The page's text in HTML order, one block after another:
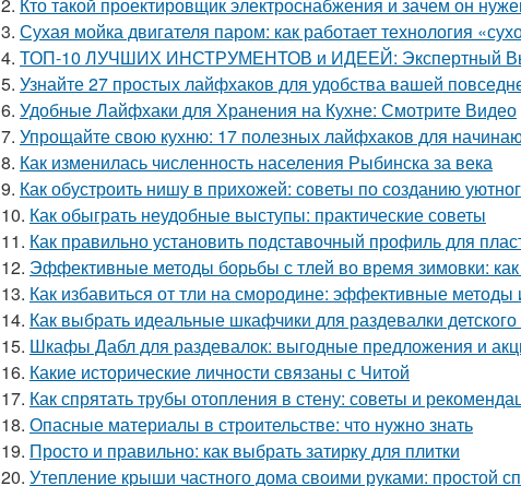
3. Сухая мойка двигателя паром: как работает технология
4. ТОП-10 ЛУЧШИХ ИНСТРУМЕНТОВ и ИДЕЕЙ: Экспертный
5. Узнайте 27 простых лайфхаков для удобства вашей
6. Удобные Лайфхаки для Хранения на Кухне: Смотрите Видео
7. Упрощайте свою кухню: 17 полезных лайфхаков для
8. Как изменилась численность населения Рыбинска за века
9. Как обустроить нишу в прихожей: советы по созданию
10. Как обыграть неудобные выступы: практические советы
11. Как правильно установить подставочный профиль для
12. Эффективные методы борьбы с тлей во время зимовки:
13. Как избавиться от тли на смородине: эффективные методы
14. Как выбрать идеальные шкафчики для раздевалки
15. Шкафы Дабл для раздевалок: выгодные предложения и
16. Какие исторические личности связаны с Читой
17. Как спрятать трубы отопления в стену: советы и
18. Опасные материалы в строительстве: что нужно знать
19. Просто и правильно: как выбрать затирку для плитки
20. Утепление крыши частного дома своими руками: простой